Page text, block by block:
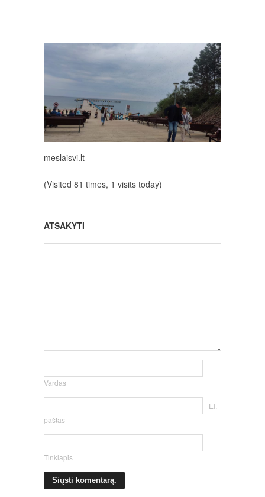
meslaisvi.lt
(Visited 81 times, 1 visits today)
ATSAKYTI
Vardas
El.
paštas
Tinklapis